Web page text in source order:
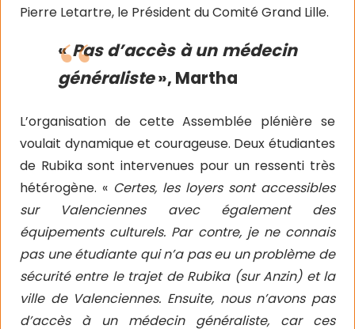
Pierre Letartre, le Président du Comité Grand Lille.
«Pas d’accès à un médecin
généraliste», Martha
L’organisation de cette Assemblée plénière se
voulait dynamique et courageuse. Deux étudiantes
de Rubika sont intervenues pour un ressenti très
hétérogène. « Certes, les loyers sont accessibles
sur Valenciennes avec également des
équipements culturels. Par contre, je ne connais
pas une étudiante qui n’a pas eu un problème de
sécurité entre le trajet de Rubika (sur Anzin) et la
ville de Valenciennes. Ensuite, nous n’avons pas
d’accès à un médecin généraliste, car ces